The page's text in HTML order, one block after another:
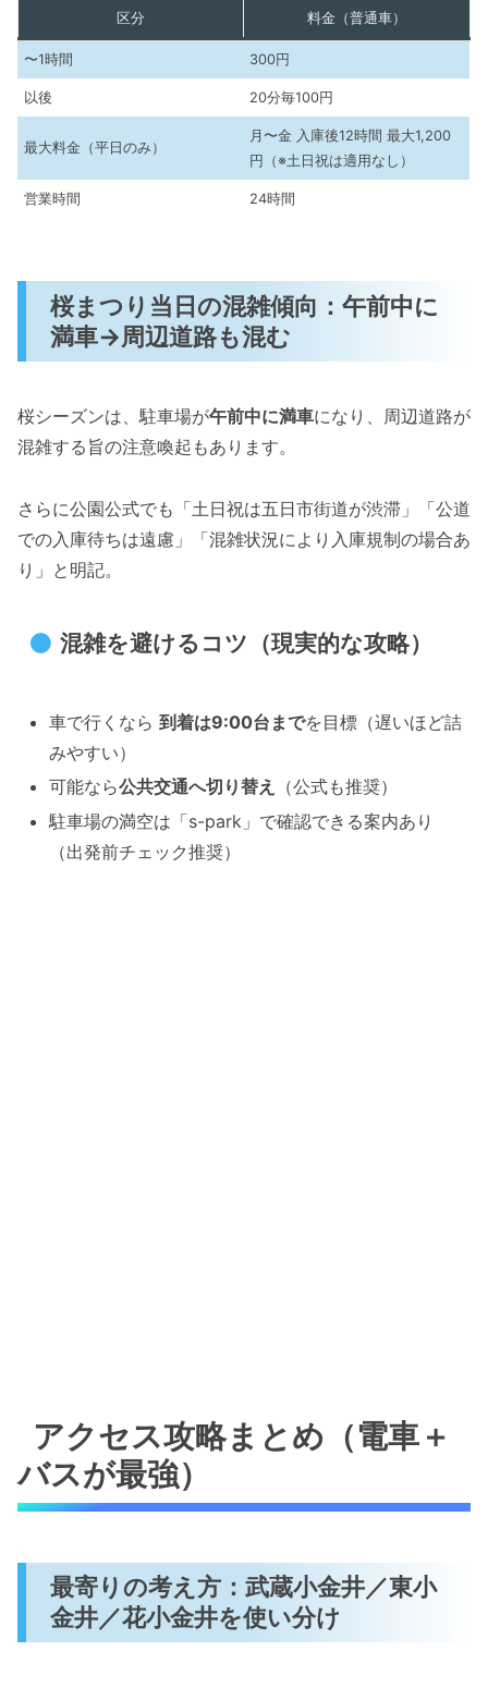
区分 料金（普通車）
〜1時間 300円
以後 20分毎100円
最大料金（平日のみ）
月〜金 入庫後12時間 最大1,200
円（※土日祝は適用なし）
営業時間 24時間
桜まつり当日の混雑傾向：午前中に
満車→周辺道路も混む
桜シーズンは、駐車場が午前中に満車になり、周辺道路が
混雑する旨の注意喚起もあります。
さらに公園公式でも「土日祝は五日市街道が渋滞」「公道
での入庫待ちは遠慮」「混雑状況により入庫規制の場合あ
り」と明記。
混雑を避けるコツ（現実的な攻略）
車で行くなら到着は9:00台までを目標（遅いほど詰
みやすい）
可能なら公共交通へ切り替え
（公式も推奨）
駐車場の満空は「s-park」で確認できる案内あり
（出発前チェック推奨）
アクセス攻略まとめ（電車＋
バスが最強）
最寄りの考え方：武蔵小金井／東小
金井／花小金井を使い分け